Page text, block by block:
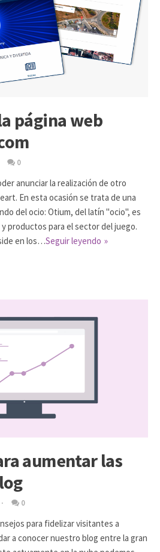
página web
0
anunciar la realización de otro
En esta ocasión se trata de una
del ocio: Otium, del latín "ocio", es
productos para el sector del juego.
en los…Seguir leyendo
aumentar las
0
para fidelizar visitantes a
a conocer nuestro blog entre la gran